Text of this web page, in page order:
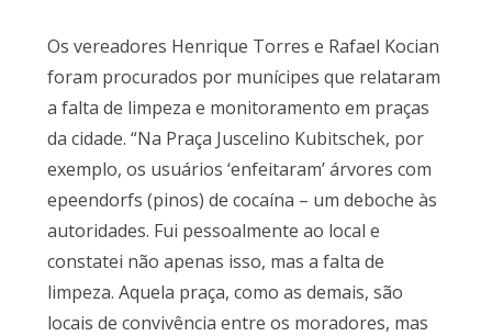
Os vereadores Henrique Torres e Rafael Kocian
foram procurados por munícipes que relataram
a falta de limpeza e monitoramento em praças
da cidade. “Na Praça Juscelino Kubitschek, por
exemplo, os usuários ‘enfeitaram’ árvores com
epeendorfs (pinos) de cocaína – um deboche às
autoridades. Fui pessoalmente ao local e
constatei não apenas isso, mas a falta de
limpeza. Aquela praça, como as demais, são
locais de convivência entre os moradores, mas